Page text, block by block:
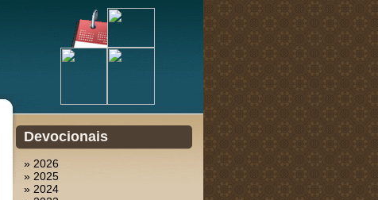
Devocionais
» 2026
» 2025
» 2024